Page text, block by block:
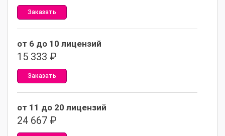
Заказать
от 6 до 10 лицензий
15 333 ₽
Заказать
от 11 до 20 лицензий
24 667 ₽